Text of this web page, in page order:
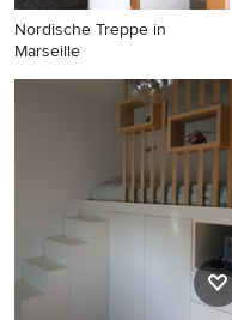
Nordische Treppe in
Marseille
Nordische Treppe in